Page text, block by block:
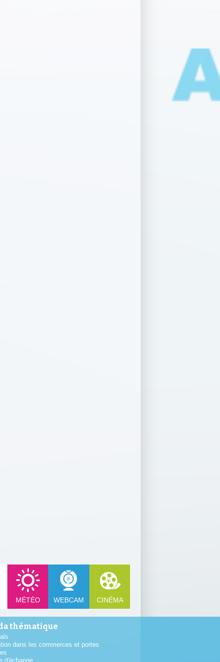
MÉTÉO WEBCAM CINÉMA
thématique
dans les commerces et portes
d'échange